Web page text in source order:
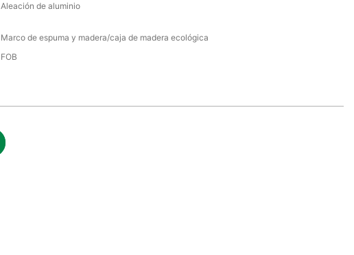
Aleación de aluminio
Marco de espuma y madera/caja de madera ecológica
FOB